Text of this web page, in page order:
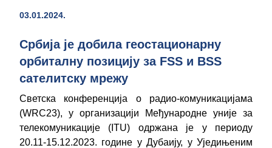
03.01.2024.
Србија је добила геостационарну
орбиталну позицију за FSS и BSS
сателитску мрежу
Светска конференција о радио-комуникацијама
(WRC23), у организацији Међународне уније за
телекомуникације (ITU) одржана је у периоду
20.11-15.12.2023. године у Дубаију, у Уједињеним